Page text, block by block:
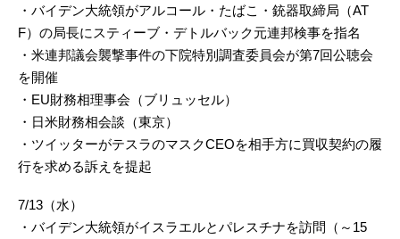
・バイデン大統領がアルコール・たばこ・銃器取締局（AT
F）の局長にスティーブ・デトルバック元連邦検事を指名
・米連邦議会襲撃事件の下院特別調査委員会が第7回公聴会
を開催
・EU財務相理事会（ブリュッセル）
・日米財務相会談（東京）
・ツイッターがテスラのマスクCEOを相手方に買収契約の履
行を求める訴えを提起
7/13（水）
・バイデン大統領がイスラエルとパレスチナを訪問（～15